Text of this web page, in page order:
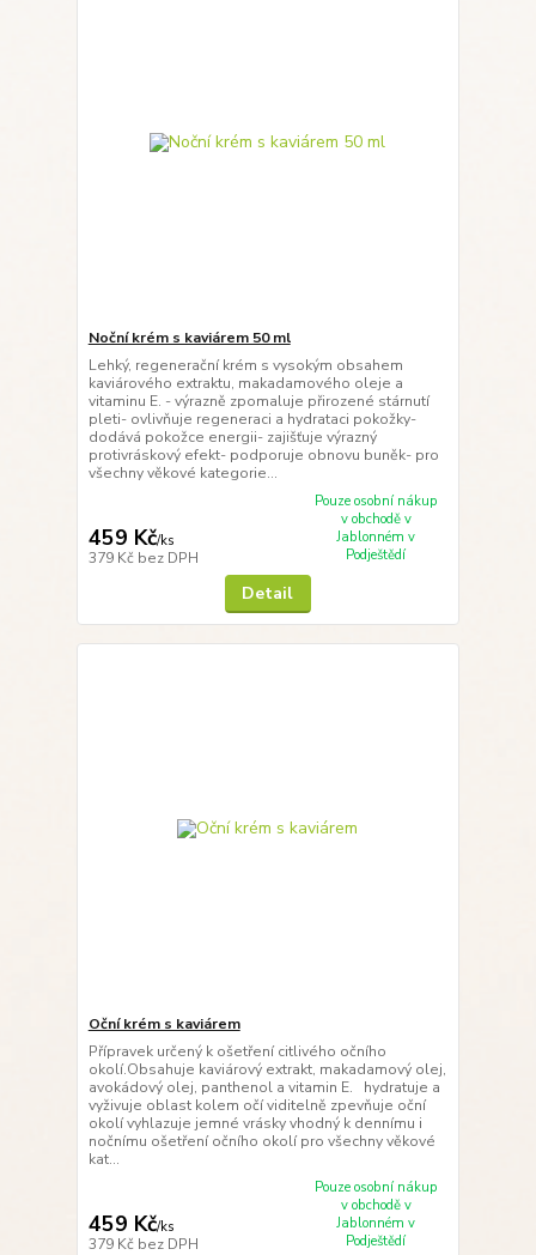
Noční krém s kaviárem 50 ml
Lehký, regenerační krém s vysokým obsahem
kaviárového extraktu, makadamového oleje a
vitaminu E. - výrazně zpomaluje přirozené stárnutí
pleti- ovlivňuje regeneraci a hydrataci pokožky-
dodává pokožce energii- zajišťuje výrazný
protivráskový efekt- podporuje obnovu buněk- pro
všechny věkové kategorie...
459 Kč/ks
379 Kč bez DPH
Pouze osobní nákup
v obchodě v
Jablonném v
Podještědí
Detail
Oční krém s kaviárem
Přípravek určený k ošetření citlivého očního
okolí.Obsahuje kaviárový extrakt, makadamový olej,
avokádový olej, panthenol a vitamin E. hydratuje a
vyživuje oblast kolem očí viditelně zpevňuje oční
okolí vyhlazuje jemné vrásky vhodný k dennímu i
nočnímu ošetření očního okolí pro všechny věkové
kat...
459 Kč/ks
379 Kč bez DPH
Pouze osobní nákup
v obchodě v
Jablonném v
Podještědí